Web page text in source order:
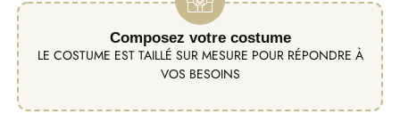
Composez votre costume
LE COSTUME EST TAILLÉ SUR MESURE POUR RÉPONDRE À
VOS BESOINS